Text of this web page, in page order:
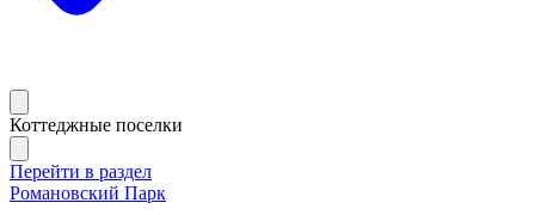
Коттеджные поселки
Перейти в раздел
Романовский Парк